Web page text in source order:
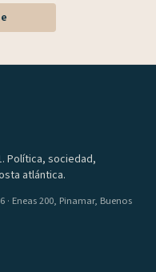
Política, sociedad,
atlántica.
· Eneas 200, Pinamar, Buenos